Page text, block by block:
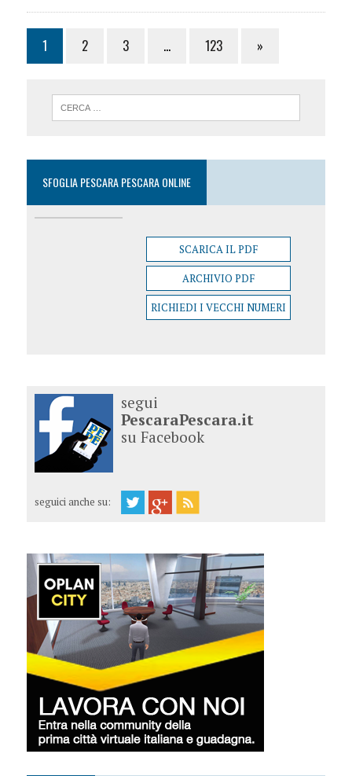
1 2 3 … 123 »
SFOGLIA PESCARA PESCARA ONLINE
SCARICA IL PDF
ARCHIVIO PDF
RICHIEDI I VECCHI NUMERI
segui
PescaraPescara.it
su Facebook
seguici anche su: